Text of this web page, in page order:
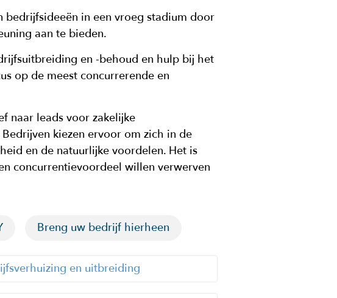
bedrijfsideeën in een vroeg stadium door
aan te bieden.
en -behoud en hulp bij het
op de meest concurrerende en
naar leads voor zakelijke
kiezen ervoor om zich in de
en de natuurlijke voordelen. Het is
concurrentievoordeel willen verwerven
Breng uw bedrijf hierheen
en uitbreiding